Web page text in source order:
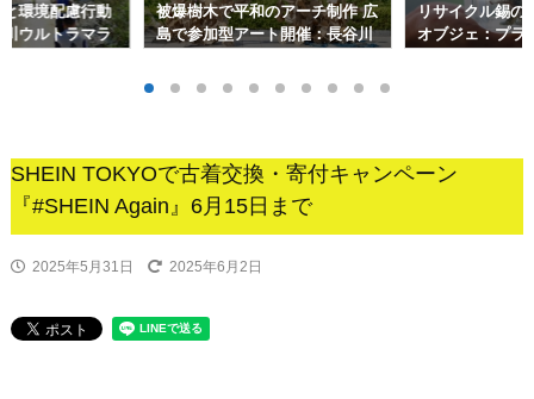
検索
環境配慮行動
ウルトラマラ
被爆樹木で平和のアーチ制作 広
島で参加型アート開催：長谷川
リサイクル錫の
オブジェ：プラ
SHEIN TOKYOで古着交換・寄付キャンペーン
『#SHEIN Again』6月15日まで
2025年5月31日 2025年6月2日